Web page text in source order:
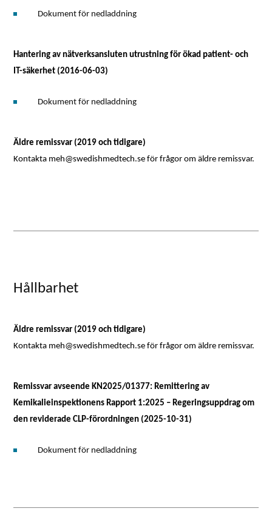
Dokument för nedladdning
Hantering av nätverksansluten utrustning för ökad patient- och
IT-säkerhet (2016-06-03)
Dokument för nedladdning
Äldre remissvar (2019 och tidigare)
Kontakta meh@swedishmedtech.se för frågor om äldre remissvar.
Hållbarhet
Äldre remissvar (2019 och tidigare)
Kontakta meh@swedishmedtech.se för frågor om äldre remissvar.
Remissvar avseende KN2025/01377: Remittering av
Kemikalieinspektionens Rapport 1:2025 – Regeringsuppdrag om
den reviderade CLP-förordningen (2025-10-31)
Dokument för nedladdning